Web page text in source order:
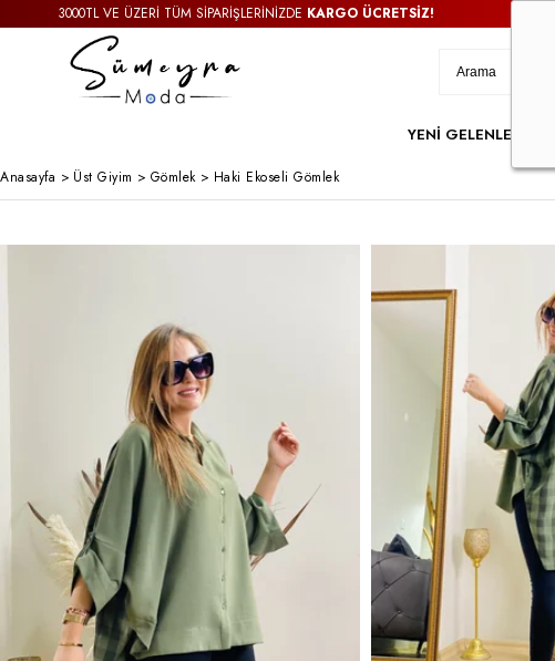
3000TL VE ÜZERİ TÜM SİPARİŞLERİNİZDE KARGO ÜCRETSİZ!
YENİ GELENLER
Anasayfa > Üst Giyim > Gömlek> Haki Ekoseli Gömlek